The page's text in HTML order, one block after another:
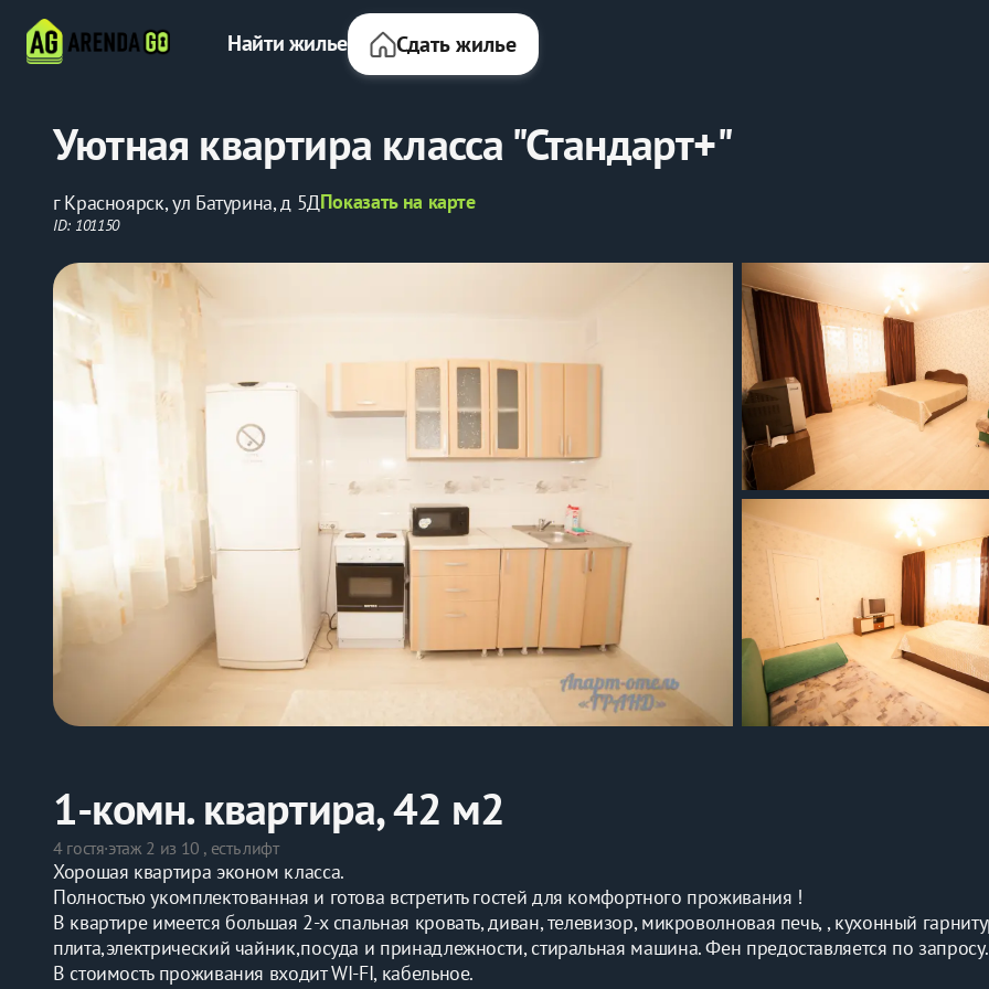
Найти жилье Сдать жилье
Уютная квартира класса "Стандарт+"
г Красноярск, ул Батурина, д 5ДПоказать на карте
ID: 101150
1-комн. квартира, 42 м2
4 гостя·этаж 2 из 10 , есть лифт
Хорошая квартира эконом класса.
Полностью укомплектованная и готова встретить гостей для комфортного проживания !
В квартире имеется большая 2-х спальная кровать, диван, телевизор, микроволновая печь, , кухонный
плита,электрический чайник,посуда и принадлежности, стиральная машина. Фен предоставляется по запросу.
В стоимость проживания входит WI-FI, кабельное.